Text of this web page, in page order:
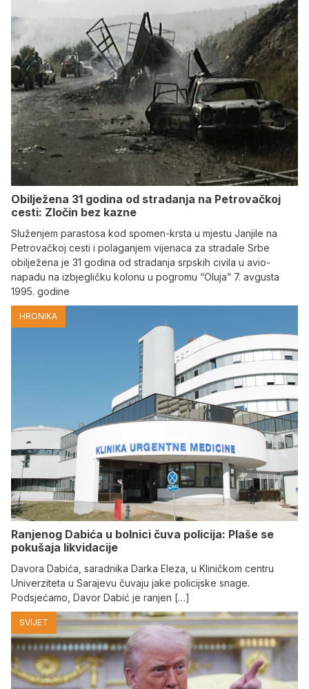
Obilježena 31 godina od stradanja na Petrovačkoj
cesti: Zločin bez kazne
Služenjem parastosa kod spomen-krsta u mjestu Janjile na
Petrovačkoj cesti i polaganjem vijenaca za stradale Srbe
obilježena je 31 godina od stradanja srpskih civila u avio-
napadu na izbjegličku kolonu u pogromu “Oluja” 7. avgusta
1995. godine
HRONIKA
Ranjenog Dabića u bolnici čuva policija: Plaše se
pokušaja likvidacije
Davora Dabića, saradnika Darka Eleza, u Kliničkom centru
Univerziteta u Sarajevu čuvaju jake policijske snage.
Podsjećamo, Davor Dabić je ranjen […]
SVIJET